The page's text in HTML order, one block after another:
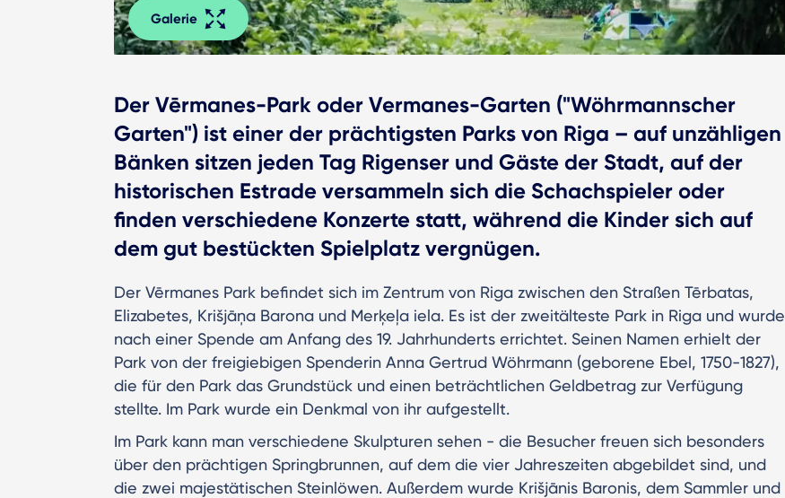
Galerie
Der Vērmanes-Park oder Vermanes-Garten ("Wöhrmannscher
Garten") ist einer der prächtigsten Parks von Riga – auf unzähligen
Bänken sitzen jeden Tag Rigenser und Gäste der Stadt, auf der
historischen Estrade versammeln sich die Schachspieler oder
finden verschiedene Konzerte statt, während die Kinder sich auf
dem gut bestückten Spielplatz vergnügen.
Der Vērmanes Park befindet sich im Zentrum von Riga zwischen den Straßen Tērbatas,
Elizabetes, Krišjāņa Barona und Merķeļa iela. Es ist der zweitälteste Park in Riga und wurde
nach einer Spende am Anfang des 19. Jahrhunderts errichtet. Seinen Namen erhielt der
Park von der freigiebigen Spenderin Anna Gertrud Wöhrmann (geborene Ebel, 1750-1827),
die für den Park das Grundstück und einen beträchtlichen Geldbetrag zur Verfügung
stellte. Im Park wurde ein Denkmal von ihr aufgestellt.
Im Park kann man verschiedene Skulpturen sehen - die Besucher freuen sich besonders
über den prächtigen Springbrunnen, auf dem die vier Jahreszeiten abgebildet sind, und
die zwei majestätischen Steinlöwen. Außerdem wurde Krišjānis Baronis, dem Sammler und